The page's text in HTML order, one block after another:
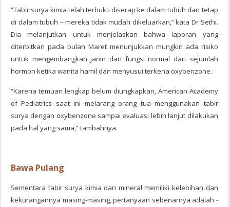
“Tabir surya kimia telah terbukti diserap ke dalam tubuh dan tetap
di dalam tubuh – mereka tidak mudah dikeluarkan,” kata Dr Sethi.
Dia melanjutkan untuk menjelaskan bahwa laporan yang
diterbitkan pada bulan Maret menunjukkan mungkin ada risiko
untuk mengembangkan janin dan fungsi normal dari sejumlah
hormon ketika wanita hamil dan menyusui terkena oxybenzone.
“Karena temuan lengkap belum diungkapkan, American Academy
of Pediatrics saat ini melarang orang tua menggunakan tabir
surya dengan oxybenzone sampai evaluasi lebih lanjut dilakukan
pada hal yang sama,” tambahnya.
Bawa Pulang
Sementara tabir surya kimia dan mineral memiliki kelebihan dan
kekurangannya masing-masing, pertanyaan sebenarnya adalah -